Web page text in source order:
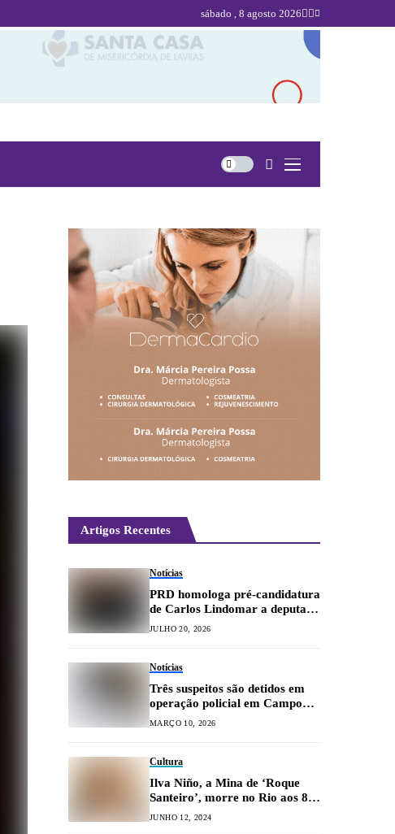
sábado , 8 agosto 2026
Artigos Recentes
Notícias
PRD homologa pré-candidatura
de Carlos Lindomar a deputada
federal
JULHO 20, 2026
Notícias
Três suspeitos são detidos em
operação policial em Campo
Belo
MARÇO 10, 2026
Cultura
Ilva Niño, a Mina de ‘Roque
Santeiro’, morre no Rio aos 89
anos
JUNHO 12, 2024